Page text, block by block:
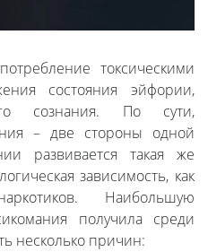
токсическими
состояния эйфории,
сознания. По сути,
– две стороны одной
развивается такая же
зависимость, как
Наибольшую
получила среди
несколько причин: